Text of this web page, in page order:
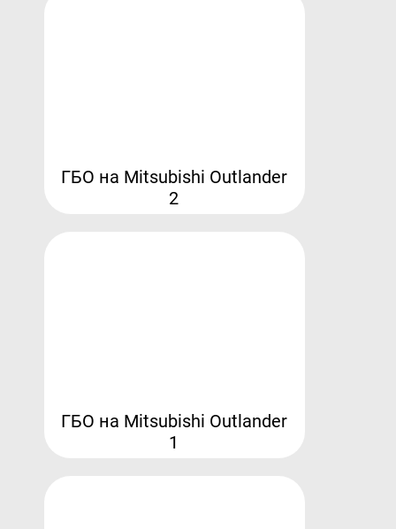
ГБО на Mitsubishi Outlander
2
ГБО на Mitsubishi Outlander
1